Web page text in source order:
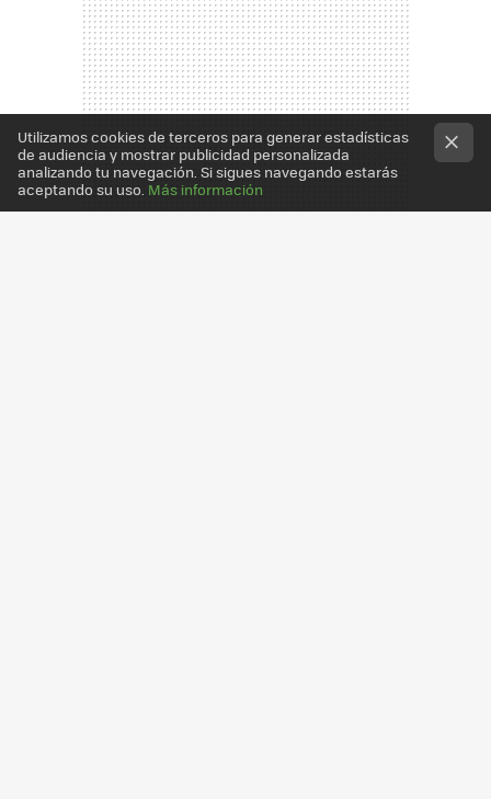
Utilizamos cookies de terceros para generar estadísticas
de audiencia y mostrar publicidad personalizada
analizando tu navegación. Si sigues navegando estarás
aceptando su uso. Más información